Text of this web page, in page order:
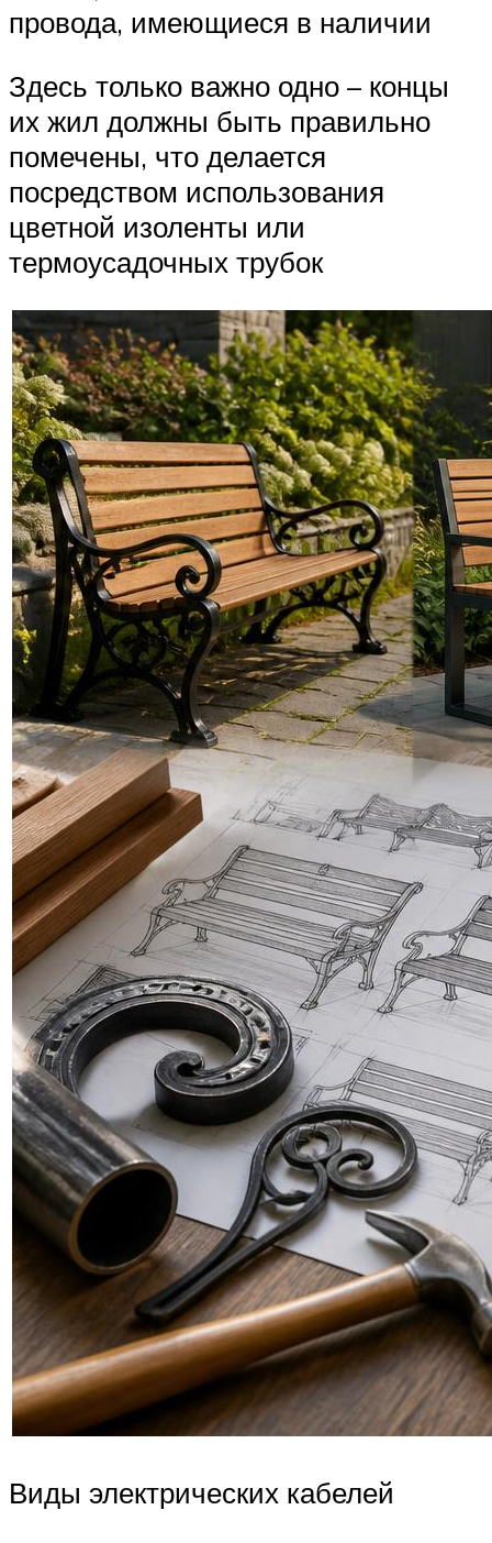
провода, имеющиеся в наличии
Здесь только важно одно – концы
их жил должны быть правильно
помечены, что делается
посредством использования
цветной изоленты или
термоусадочных трубок
Виды электрических кабелей